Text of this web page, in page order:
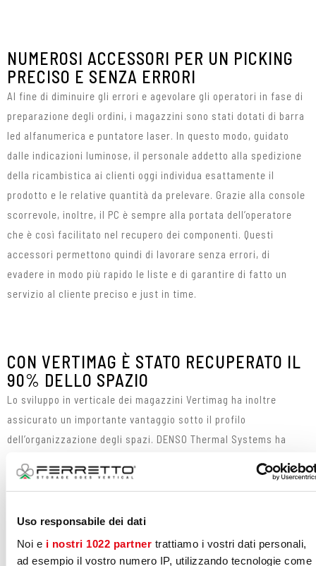
Uso responsabile dei dati
Noi e i nostri 1022 partnertrattiamo i vostri dati personali,
ad esempio il vostro numero IP, utilizzando tecnologie come
NUMEROSI ACCESSORI PER UN PICKING
PRECISO E SENZA ERRORI
Al fine di diminuire gli errori e agevolare gli operatori in fase di
preparazione degli ordini, i magazzini sono stati dotati di barra
led alfanumerica e puntatore laser. In questo modo, guidato
dalle indicazioni luminose, il personale addetto alla spedizione
della ricambistica ai clienti oggi individua esattamente il
prodotto e le relative quantità da prelevare. Grazie alla console
scorrevole, inoltre, il PC è sempre alla portata dell’operatore
che è così facilitato nel recupero dei componenti. Questi
accessori permettono quindi di lavorare senza errori, di
evadere in modo più rapido le liste e di garantire di fatto un
servizio al cliente preciso e just in time.
CON VERTIMAG È STATO RECUPERATO IL
90% DELLO SPAZIO
Lo sviluppo in verticale dei magazzini Vertimag ha inoltre
assicurato un importante vantaggio sotto il profilo
dell’organizzazione degli spazi. DENSO Thermal Systems ha
meglio le altezze, gli impianti garantiscono una superficie utile
metri quadrati di suolo.